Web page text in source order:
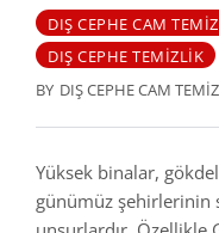
DIŞ CEPHE CAM
DIŞ CEPHE TEMIZLIK
BY DIŞ CEPHE CAM
Yüksek binalar,
günümüz şehirlerinin